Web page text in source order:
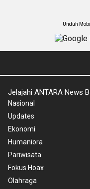
Unduh
Jelajahi ANTARA News
Nasional
Updates
Ekonomi
Humaniora
Pariwisata
Fokus Hoax
Olahraga